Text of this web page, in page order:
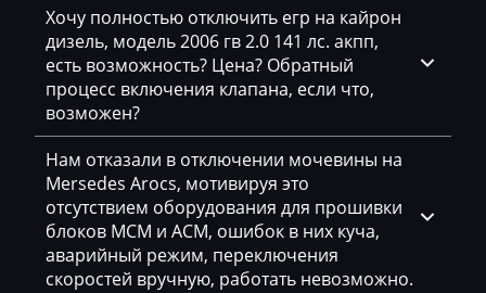
Dynapac
EcoLog
Eggersmann
Exeed
Extreme moto
Faresin
Farmtrac
Хочу полностью отключить егр на кайрон
дизель, модель 2006 гв 2.0 141 лс. акпп,
есть возможность? Цена? Обратный
процесс включения клапана, если что,
возможен?
Нам отказали в отключении мочевины на
Mersedes Arocs, мотивируя это
отсутствием оборудования для прошивки
блоков MCM и ACM, ошибок в них куча,
аварийный режим, переключения
скоростей вручную, работать невозможно.